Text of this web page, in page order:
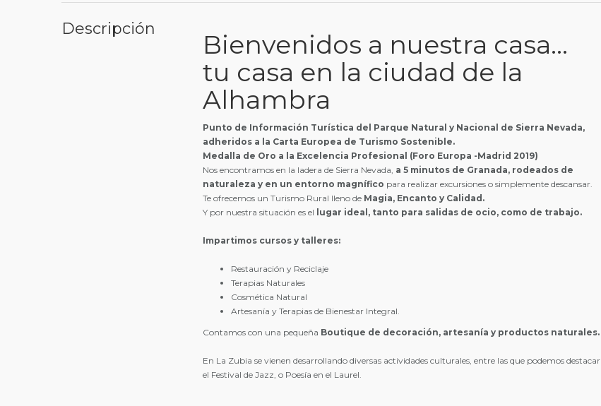
Descripción
Bienvenidos a nuestra casa…
tu casa en la ciudad de la
Alhambra
Punto de Información Turística del Parque Natural y Nacional de Sierra Nevada,
adheridos a la Carta Europea de Turismo Sostenible.
Medalla de Oro a la Excelencia Profesional (Foro Europa -Madrid 2019)
Nos encontramos en la ladera de Sierra Nevada, a 5 minutos de Granada, rodeados de
naturaleza y en un entorno magnífico para realizar excursiones o simplemente descansar.
Te ofrecemos un Turismo Rural lleno de Magia, Encanto y Calidad.
Y por nuestra situación es el lugar ideal, tanto para salidas de ocio, como de trabajo.
Impartimos cursos y talleres:
Restauración y Reciclaje
Terapias Naturales
Cosmética Natural
Artesanía y Terapias de Bienestar Integral.
Contamos con una pequeña Boutique de decoración, artesanía y productos naturales.
En La Zubia se vienen desarrollando diversas actividades culturales, entre las que podemos destacar
el Festival de Jazz, o Poesía en el Laurel.